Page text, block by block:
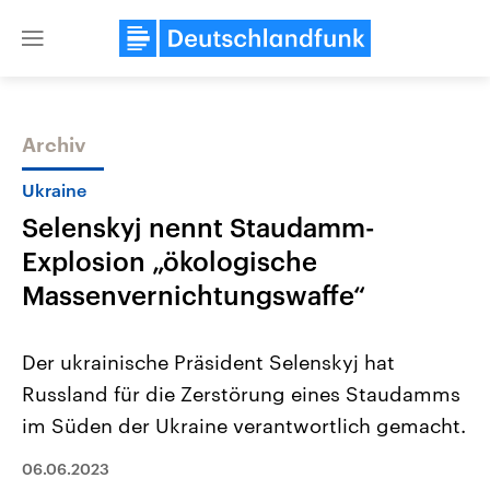
Close
Themen
2026
Alle Informationen
Sachsen-Anhalt wählt am 6.
Landtag. Seit 2021 wird das
Aktuelle Beiträge,
Hintergründe
Wirtschaftlich und
Archiv
Ukraine
Selenskyj nennt Staudamm-
Explosion „ökologische
Massenvernichtungswaffe“
Der ukrainische Präsident Selenskyj hat
Russland für die Zerstörung eines Staudamms
im Süden der Ukraine verantwortlich gemacht.
06.06.2023